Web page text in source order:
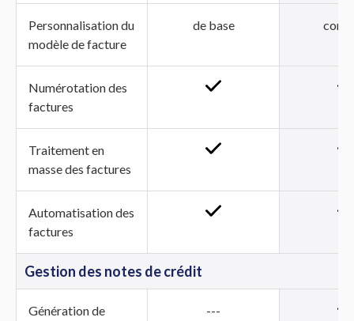
Personnalisation du
modèle de facture
de base
Numérotation des
factures
Traitement en
masse des factures
Automatisation des
factures
Gestion des notes de crédit
Génération de
---